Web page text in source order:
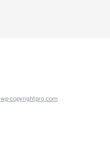
wp-copyrightpro.com